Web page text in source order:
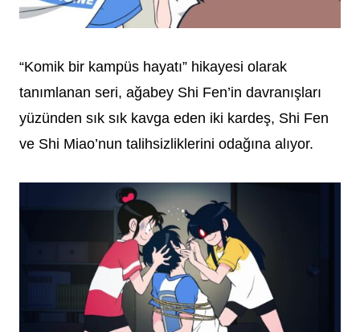
“Komik bir kampüs hayatı” hikayesi olarak
tanımlanan seri, ağabey Shi Fen’in davranışları
yüzünden sık sık kavga eden iki kardeş, Shi Fen
ve Shi Miao’nun talihsizliklerini odağına alıyor.